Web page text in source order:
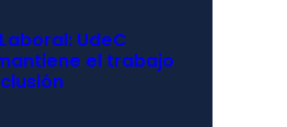
UdeC
el trabajo